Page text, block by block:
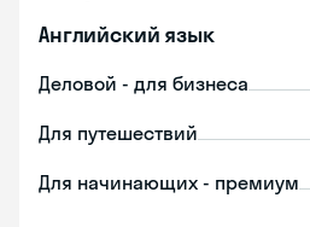
Английский язык
Деловой - для бизнеса
Для путешествий
Для начинающих - премиум